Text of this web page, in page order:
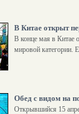
В Китае открыт
В конце мая в Китае
мировой категории.
Обед с видом на
Открывшийся 15